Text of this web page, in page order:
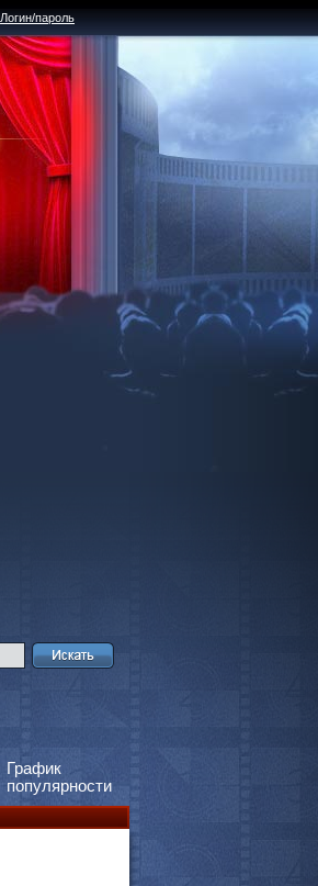
Логин/пароль
График
популярности